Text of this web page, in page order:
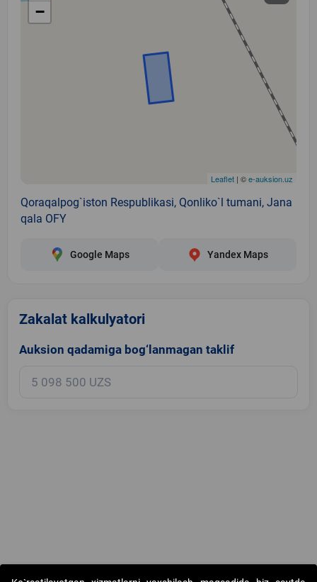
−
Leaflet | ©e-auksion.uz
Qoraqalpog`iston Respublikasi, Qonliko`l tumani, Jana
qala OFY
Google Maps Yandex Maps
Zakalat kalkulyatori
Auksion qadamiga bog‘lanmagan taklif